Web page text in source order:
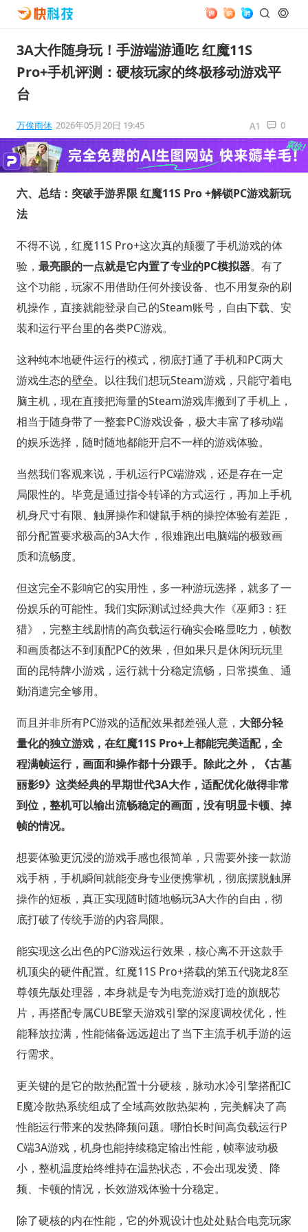
3A大作随身玩！手游端游通吃 红魔11S
Pro+手机评测：硬核玩家的终极移动游戏平
台
万俟雨休 2026年05月20日 19:45 0
六、总结：突破手游界限 红魔11S Pro +解锁PC游戏新玩
法
不得不说，红魔11S Pro+这次真的颠覆了手机游戏的体
验， 最亮眼的一点就是它内置了专业的PC模拟器。有了
这个功能，玩家不用借助任何外接设备、也不用复杂的刷
机操作，直接就能登录自己的Steam账号，自由下载、安
装和运行平台里的各类PC游戏。
这种纯本地硬件运行的模式，彻底打通了手机和PC两大
游戏生态的壁垒。以往我们想玩Steam游戏，只能守着电
脑主机，现在直接把海量的Steam游戏库搬到了手机上，
相当于随身带了一整套PC游戏设备，极大丰富了移动端
的娱乐选择，随时随地都能开启不一样的游戏体验。
当然我们客观来说，手机运行PC端游戏，还是存在一定
局限性的。毕竟是通过指令转译的方式运行，再加上手机
机身尺寸有限、触屏操作和键鼠手柄的操控体验有差距，
部分配置要求极高的3A大作，很难跑出电脑端的极致画
质和流畅度。
但这完全不影响它的实用性，多一种游玩选择，就多了一
份娱乐的可能性。我们实际测试过经典大作《巫师3：狂
猎》，完整主线剧情的高负载运行确实会略显吃力，帧数
和画质都达不到顶配PC的效果，但如果只是休闲玩玩里
面的昆特牌小游戏，运行就十分稳定流畅，日常摸鱼、通
勤消遣完全够用。
而且并非所有PC游戏的适配效果都差强人意， 大部分轻
量化的独立游戏，在红魔11S Pro+上都能完美适配，全
程满帧运行，画面和操作都十分跟手。除此之外，《古墓
丽影9》这类经典的早期世代3A大作，适配优化做得非常
到位，整机可以输出流畅稳定的画面，没有明显卡顿、掉
帧的情况。
想要体验更沉浸的游戏手感也很简单，只需要外接一款游
戏手柄，手机瞬间就能变身专业便携掌机，彻底摆脱触屏
操作的短板，真正实现随时随地畅玩3A大作的自由，彻
底打破了传统手游的内容局限。
能实现这么出色的PC游戏运行效果，核心离不开这款手
机顶尖的硬件配置。红魔11S Pro+搭载的第五代骁龙8至
尊领先版处理器，本身就是专为电竞游戏打造的旗舰芯
片，再搭配专属CUBE擎天游戏引擎的深度调校优化，性
能释放拉满，性能储备远远超出了当下主流手机手游的运
行需求。
更关键的是它的散热配置十分硬核，脉动水冷引擎搭配IC
E魔冷散热系统组成了全域高效散热架构，完美解决了高
性能运行带来的发热降频问题。哪怕长时间高负载运行P
C端3A游戏，机身也能持续稳定输出性能，帧率波动极
小，整机温度始终维持在温热状态，不会出现发烫、降
频、卡顿的情况，长效游戏体验十分稳定。
除了硬核的内在性能，它的外观设计也处处贴合电竞玩家